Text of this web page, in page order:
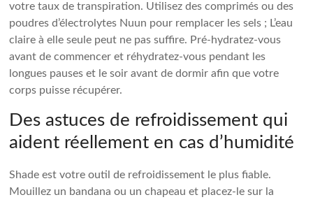
votre taux de transpiration. Utilisez des comprimés ou des
poudres d’électrolytes Nuun pour remplacer les sels ; L’eau
claire à elle seule peut ne pas suffire. Pré-hydratez-vous
avant de commencer et réhydratez-vous pendant les
longues pauses et le soir avant de dormir afin que votre
corps puisse récupérer.
Des astuces de refroidissement qui
aident réellement en cas d’humidité
Shade est votre outil de refroidissement le plus fiable.
Mouillez un bandana ou un chapeau et placez-le sur la